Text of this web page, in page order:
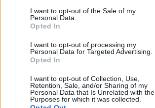
I want to opt-out of the Sale of my
Personal Data.
Opted In
I want to opt-out of processing my
Personal Data for Targeted Advertising.
Opted In
I want to opt-out of Collection, Use,
Retention, Sale, and/or Sharing of my
Personal Data that Is Unrelated with the
Purposes for which it was collected.
Amoxicilline (646)
Antibiotica - penicillines breedspectrum
Wellbutrin XR (646)
Verslavingsziekten
Metformine (620)
Implanon (hormoonimplantaat) (584)
Anticonceptie - overig